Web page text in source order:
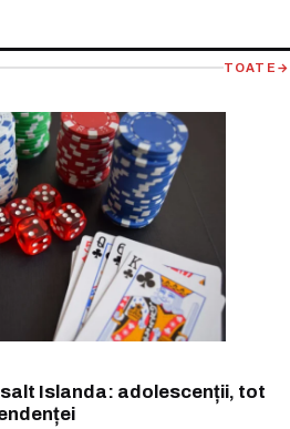
TOATE →
Islanda: adolescenții, tot